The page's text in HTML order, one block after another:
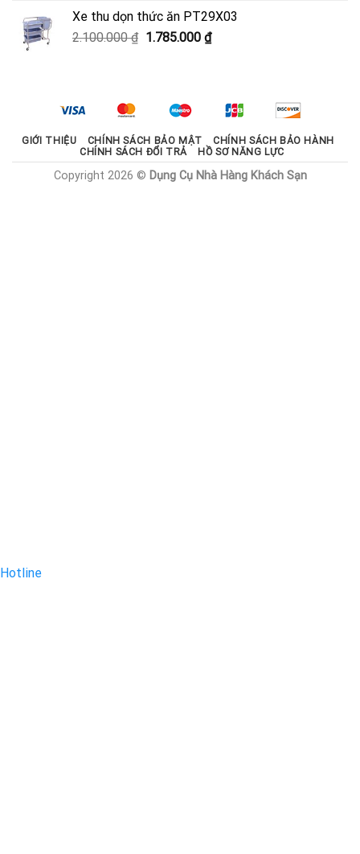
2.000.000 ₫.là:
1.800.000 ₫.
Xe thu dọn thức ăn PT29X03
2.100.000₫ Giá
1.785.000 ₫Giá
1.785.000 ₫.
GIỚI THIỆU CHÍNH SÁCH BẢO MẬT
CHÍNH SÁCH BẢO HÀNH
CHÍNH SÁCH ĐỔI TRẢ
HỒ SƠ NĂNG LỰC
Copyright 2026 © Dụng Cụ Nhà Hàng Khách Sạn
Hotline